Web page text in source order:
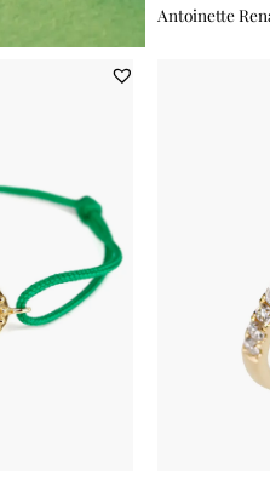
Antoinette